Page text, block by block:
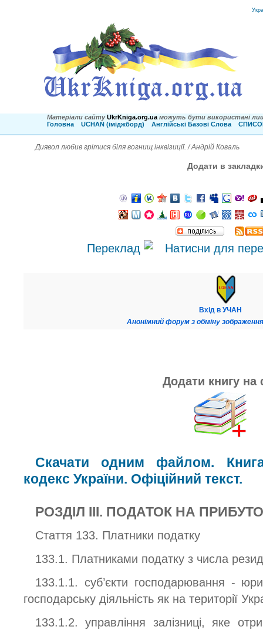
Матеріали сайту UkrKniga.org.ua можуть бути використані
Головна
UCHAN (іміджборд) Англійські Базові Слова
Диявол любив грітися біля вогнищ інквізиції. / Андрій Коваль
Додати в
Переклад
Вхід в УЧАН
Анонімний форум з обміну
Додати книгу на
Скачати одним файлом.
кодекс України. Офіційний текст.
РОЗДІЛ ІІІ. ПОДАТОК НА
Стаття 133. Платники податку
133.1. Платниками податку з числа
133.1.1. суб’єкти господарювання -
господарську діяльність як на території
133.1.2. управління залізниці, яке